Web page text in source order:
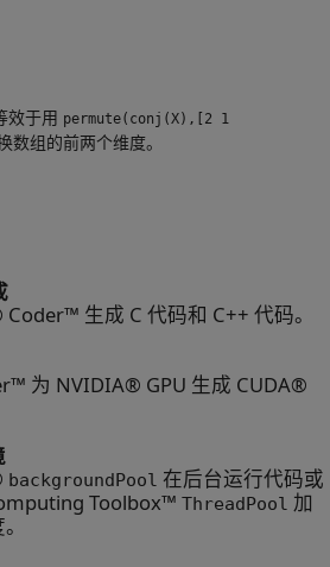
效于用 permute(conj(X),[2 1
数组的前两个维度。
生成 C 代码和 C++ 代码。
为 NVIDIA® GPU 生成 CUDA®
backgroundPool 在后台运行代码或
Toolbox™ThreadPool 加